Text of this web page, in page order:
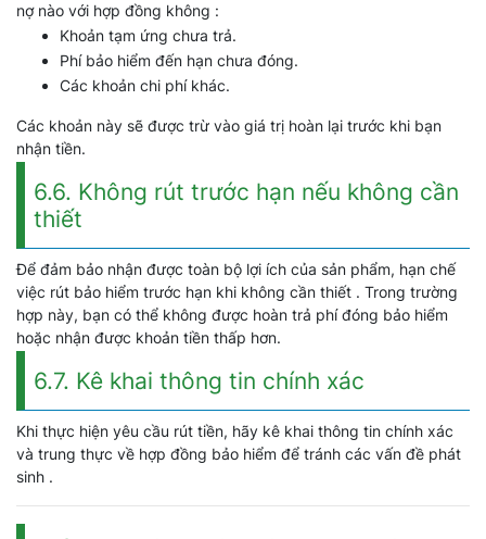
nợ nào với hợp đồng không :
Khoản tạm ứng chưa trả.
Phí bảo hiểm đến hạn chưa đóng.
Các khoản chi phí khác.
Các khoản này sẽ được trừ vào giá trị hoàn lại trước khi bạn
nhận tiền.
6.6. Không rút trước hạn nếu không cần
thiết
Để đảm bảo nhận được toàn bộ lợi ích của sản phẩm, hạn chế
việc rút bảo hiểm trước hạn khi không cần thiết . Trong trường
hợp này, bạn có thể không được hoàn trả phí đóng bảo hiểm
hoặc nhận được khoản tiền thấp hơn.
6.7. Kê khai thông tin chính xác
Khi thực hiện yêu cầu rút tiền, hãy kê khai thông tin chính xác
và trung thực về hợp đồng bảo hiểm để tránh các vấn đề phát
sinh .